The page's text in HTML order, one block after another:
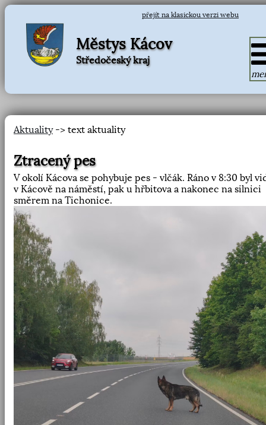
přejít na klasickou verzi webu
Městys Kácov
Středočeský kraj
Aktuality-> text aktuality
Ztracený pes
V okolí Kácova se pohybuje pes - vlčák. Ráno v 8:30 byl
v Kácově na náměstí, pak u hřbitova a nakonec na silnici
směrem na Tichonice.